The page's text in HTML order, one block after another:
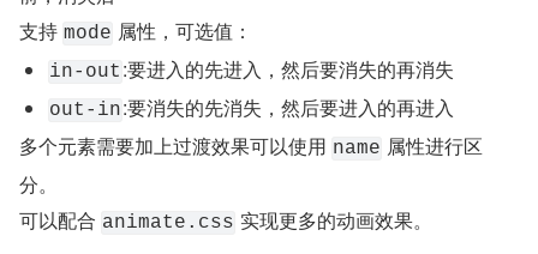
支持 mode 属性，可选值：
in-out :要进入的先进入，然后要消失的再消失
out-in:要消失的先消失，然后要进入的再进入
多个元素需要加上过渡效果可以使用 name 属性进行区
分。
可以配合 animate.css 实现更多的动画效果。